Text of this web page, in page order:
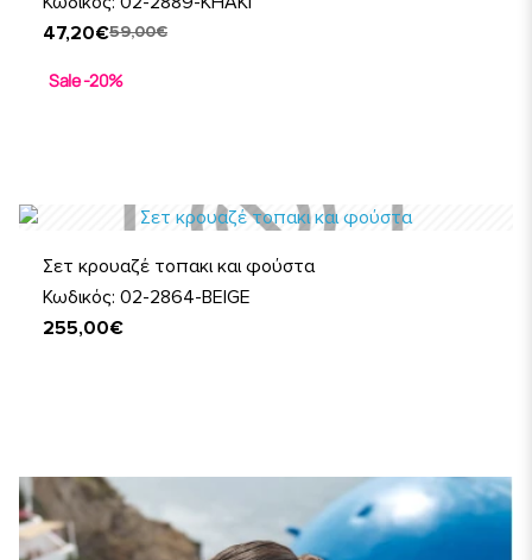
47,20€59,00€
Sale -20%
Σετ κρουαζέ τοπακι και φούστα
Κωδικός: 02-2864-BEIGE
255,00€